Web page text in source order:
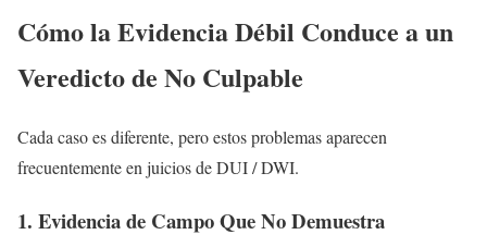
Cómo la Evidencia Débil Conduce a un
Veredicto de No Culpable
Cada caso es diferente, pero estos problemas aparecen
frecuentemente en juicios de DUI / DWI.
1. Evidencia de Campo Que No Demuestra